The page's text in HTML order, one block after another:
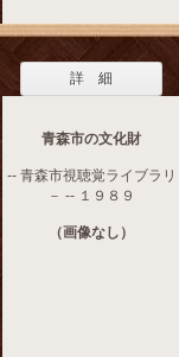
詳 細
青森市の文化財
-- 青森市視聴覚ライブラリ
－ -- １９８９
（画像なし）